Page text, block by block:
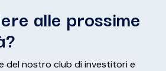
alle prossime
del nostro club di investitori e